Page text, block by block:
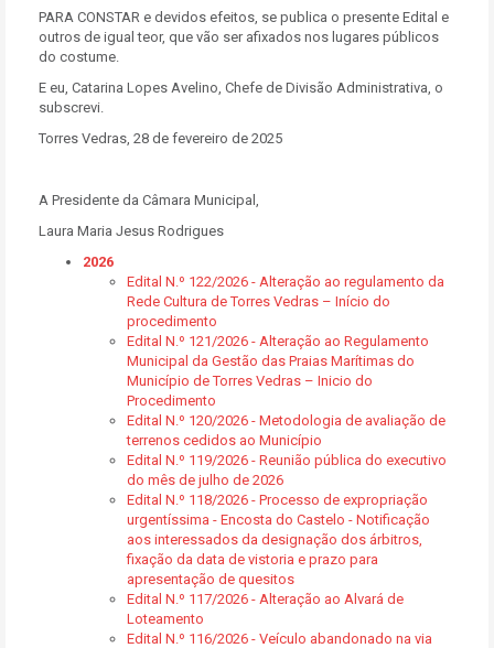
PARA CONSTAR e devidos efeitos, se publica o presente Edital e
outros de igual teor, que vão ser afixados nos lugares públicos
do costume.
E eu, Catarina Lopes Avelino, Chefe de Divisão Administrativa, o
subscrevi.
Torres Vedras, 28 de fevereiro de 2025
A Presidente da Câmara Municipal,
Laura Maria Jesus Rodrigues
2026
Edital N.º 122/2026 - Alteração ao regulamento da
Rede Cultura de Torres Vedras – Início do
procedimento
Edital N.º 121/2026 - Alteração ao Regulamento
Municipal da Gestão das Praias Marítimas do
Município de Torres Vedras – Inicio do
Procedimento
Edital N.º 120/2026 - Metodologia de avaliação de
terrenos cedidos ao Município
Edital N.º 119/2026 - Reunião pública do executivo
do mês de julho de 2026
Edital N.º 118/2026 - Processo de expropriação
urgentíssima - Encosta do Castelo - Notificação
aos interessados da designação dos árbitros,
fixação da data de vistoria e prazo para
apresentação de quesitos
Edital N.º 117/2026 - Alteração ao Alvará de
Loteamento
Edital N.º 116/2026 - Veículo abandonado na via